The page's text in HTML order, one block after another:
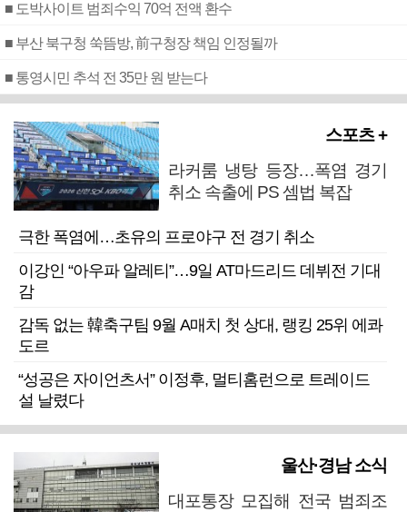
■ 도박사이트 범죄수익 70억 전액 환수
■ 부산 북구청 쑥뜸방, 前구청장 책임 인정될까
■ 통영시민 추석 전 35만 원 받는다
스포츠 +
라커룸 냉탕 등장…폭염 경기
취소 속출에 PS 셈법 복잡
극한 폭염에…초유의 프로야구 전 경기 취소
이강인 “아우파 알레티”…9일 AT마드리드 데뷔전 기대
감
감독 없는 韓축구팀 9월 A매치 첫 상대, 랭킹 25위 에콰
도르
“성공은 자이언츠서” 이정후, 멀티홈런으로 트레이드
설 날렸다
울산·경남 소식
대포통장 모집해 전국 범죄조